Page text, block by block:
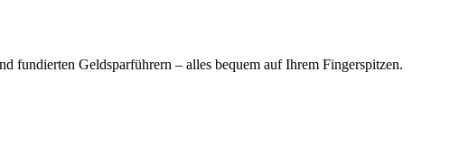
fundierten Geldsparführern – alles bequem auf Ihrem Fingerspitzen.